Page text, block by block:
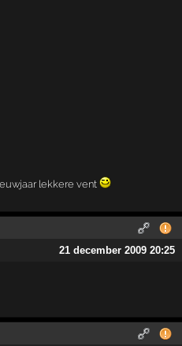
lekkere vent
21 december 2009 20:25